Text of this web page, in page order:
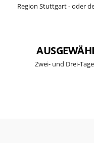
Region Stuttgart - oder
Zwei- und Drei-